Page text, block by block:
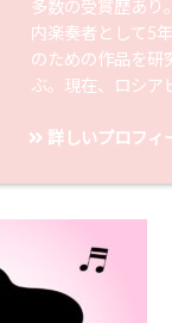
多数の受賞歴あり
内楽奏者として5
のための作品を研
ぶ。現在、ロシア
詳しいプロフィ